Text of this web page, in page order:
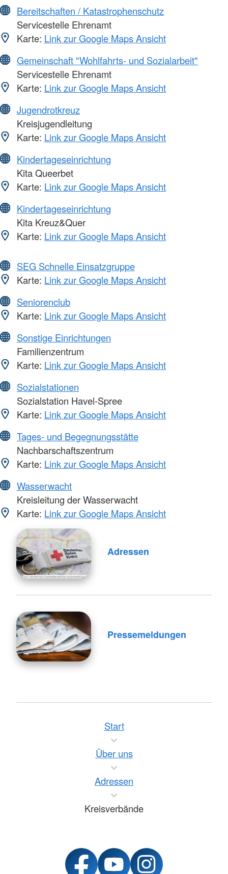
Bereitschaften / Katastrophenschutz
Servicestelle Ehrenamt
Karte: Link zur Google Maps Ansicht
Gemeinschaft "Wohlfahrts- und Sozialarbeit"
Servicestelle Ehrenamt
Karte: Link zur Google Maps Ansicht
Jugendrotkreuz
Kreisjugendleitung
Karte: Link zur Google Maps Ansicht
Kindertageseinrichtung
Kita Queerbet
Karte: Link zur Google Maps Ansicht
Kindertageseinrichtung
Kita Kreuz&Quer
Karte: Link zur Google Maps Ansicht
SEG Schnelle Einsatzgruppe
Karte: Link zur Google Maps Ansicht
Seniorenclub
Karte: Link zur Google Maps Ansicht
Sonstige Einrichtungen
Familienzentrum
Karte: Link zur Google Maps Ansicht
Sozialstationen
Sozialstation Havel-Spree
Karte: Link zur Google Maps Ansicht
Tages- und Begegnungsstätte
Nachbarschaftszentrum
Karte: Link zur Google Maps Ansicht
Wasserwacht
Kreisleitung der Wasserwacht
Karte: Link zur Google Maps Ansicht
Adressen
Pressemeldungen
Start
Über uns
Adressen
Kreisverbände